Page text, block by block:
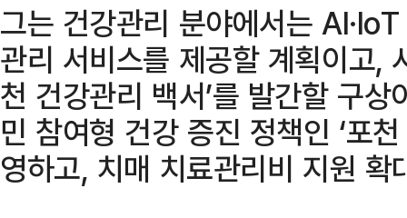
그는 건강관리 분야에서는
관리 서비스를 제공할 계획이고,
천 건강관리 백서’를 발간할 구
민 참여형 건강 증진 정책인 ‘포
영하고, 치매 치료관리비 지원 확